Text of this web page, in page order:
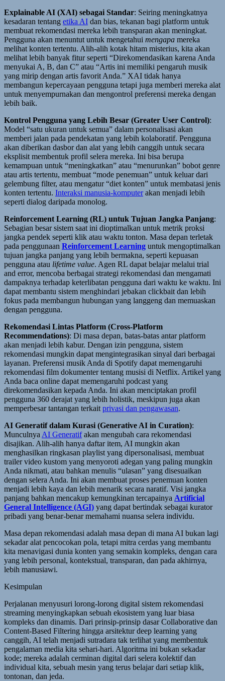
Explainable AI (XAI) sebagai Standar: Seiring meningkatnya
kesadaran tentang etika AI dan bias, tekanan bagi platform untuk
membuat rekomendasi mereka lebih transparan akan meningkat.
Pengguna akan menuntut untuk mengetahui mengapa mereka
melihat konten tertentu. Alih-alih kotak hitam misterius, kita akan
melihat lebih banyak fitur seperti “Direkomendasikan karena Anda
menyukai A, B, dan C” atau “Artis ini memiliki pengaruh musik
yang mirip dengan artis favorit Anda.” XAI tidak hanya
membangun kepercayaan pengguna tetapi juga memberi mereka alat
untuk menyempurnakan dan mengontrol preferensi mereka dengan
lebih baik.
Kontrol Pengguna yang Lebih Besar (Greater User Control):
Model “satu ukuran untuk semua” dalam personalisasi akan
memberi jalan pada pendekatan yang lebih kolaboratif. Pengguna
akan diberikan dasbor dan alat yang lebih canggih untuk secara
eksplisit membentuk profil selera mereka. Ini bisa berupa
kemampuan untuk “meningkatkan” atau “menurunkan” bobot genre
atau artis tertentu, membuat “mode penemuan” untuk keluar dari
gelembung filter, atau mengatur “diet konten” untuk membatasi jenis
konten tertentu. Interaksi manusia-komputerakan menjadi lebih
seperti dialog daripada monolog.
Reinforcement Learning (RL) untuk Tujuan Jangka Panjang:
Sebagian besar sistem saat ini dioptimalkan untuk metrik proksi
jangka pendek seperti klik atau waktu tonton. Masa depan terletak
pada penggunaan Reinforcement Learning untuk mengoptimalkan
tujuan jangka panjang yang lebih bermakna, seperti kepuasan
pengguna atau lifetime value. Agen RL dapat belajar melalui trial
and error, mencoba berbagai strategi rekomendasi dan mengamati
dampaknya terhadap keterlibatan pengguna dari waktu ke waktu. Ini
dapat membantu sistem menghindari jebakan clickbait dan lebih
fokus pada membangun hubungan yang langgeng dan memuaskan
dengan pengguna.
Rekomendasi Lintas Platform (Cross-Platform
Recommendations): Di masa depan, batas-batas antar platform
akan menjadi lebih kabur. Dengan izin pengguna, sistem
rekomendasi mungkin dapat mengintegrasikan sinyal dari berbagai
layanan. Preferensi musik Anda di Spotify dapat memengaruhi
rekomendasi film dokumenter tentang musisi di Netflix. Artikel yang
Anda baca online dapat memengaruhi podcast yang
direkomendasikan kepada Anda. Ini akan menciptakan profil
pengguna 360 derajat yang lebih holistik, meskipun juga akan
memperbesar tantangan terkait privasi dan pengawasan.
AI Generatif dalam Kurasi (Generative AI in Curation):
Munculnya AI Generatifakan mengubah cara rekomendasi
disajikan. Alih-alih hanya daftar item, AI mungkin akan
menghasilkan ringkasan playlist yang dipersonalisasi, membuat
trailer video kustom yang menyoroti adegan yang paling mungkin
Anda nikmati, atau bahkan menulis “ulasan” yang disesuaikan
dengan selera Anda. Ini akan membuat proses penemuan konten
menjadi lebih kaya dan lebih menarik secara naratif. Visi jangka
panjang bahkan mencakup kemungkinan tercapainya Artificial
General Intelligence (AGI) yang dapat bertindak sebagai kurator
pribadi yang benar-benar memahami nuansa selera individu.
Masa depan rekomendasi adalah masa depan di mana AI bukan lagi
sekadar alat pencocokan pola, tetapi mitra cerdas yang membantu
kita menavigasi dunia konten yang semakin kompleks, dengan cara
yang lebih personal, kontekstual, transparan, dan pada akhirnya,
lebih manusiawi.
Kesimpulan
Perjalanan menyusuri lorong-lorong digital sistem rekomendasi
streaming menyingkapkan sebuah ekosistem yang luar biasa
kompleks dan dinamis. Dari prinsip-prinsip dasar Collaborative dan
Content-Based Filtering hingga arsitektur deep learning yang
canggih, AI telah menjadi sutradara tak terlihat yang membentuk
pengalaman media kita sehari-hari. Algoritma ini bukan sekadar
kode; mereka adalah cerminan digital dari selera kolektif dan
individual kita, sebuah mesin yang terus belajar dari setiap klik,
tontonan, dan jeda.